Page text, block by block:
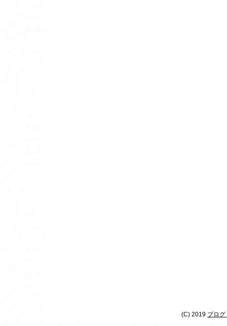
(C) 2019 ブロ